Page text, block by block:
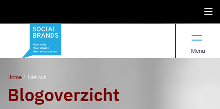
Menu
Home / Nieuws
Blogoverzicht